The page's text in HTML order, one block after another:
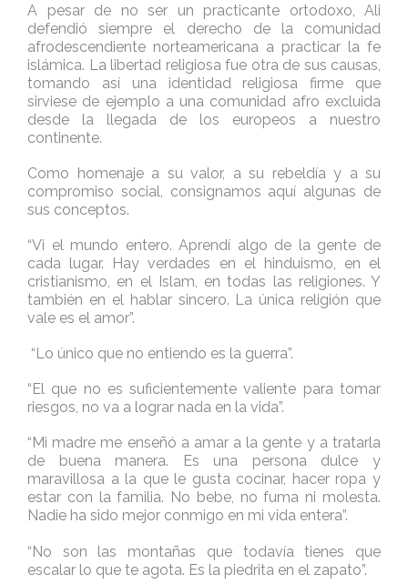
A pesar de no ser un practicante ortodoxo, Ali
defendió siempre el derecho de la comunidad
afrodescendiente norteamericana a practicar la fe
islámica. La libertad religiosa fue otra de sus causas,
tomando así una identidad religiosa firme que
sirviese de ejemplo a una comunidad afro excluida
desde la llegada de los europeos a nuestro
continente.
Como homenaje a su valor, a su rebeldía y a su
compromiso social, consignamos aquí algunas de
sus conceptos.
“Vi el mundo entero. Aprendí algo de la gente de
cada lugar. Hay verdades en el hinduismo, en el
cristianismo, en el Islam, en todas las religiones. Y
también en el hablar sincero. La única religión que
vale es el amor”.
“Lo único que no entiendo es la guerra”.
“El que no es suficientemente valiente para tomar
riesgos, no va a lograr nada en la vida”.
“Mi madre me enseñó a amar a la gente y a tratarla
de buena manera. Es una persona dulce y
maravillosa a la que le gusta cocinar, hacer ropa y
estar con la familia. No bebe, no fuma ni molesta.
Nadie ha sido mejor conmigo en mi vida entera”.
“No son las montañas que todavía tienes que
escalar lo que te agota. Es la piedrita en el zapato”.